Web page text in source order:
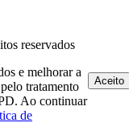
reservados
e melhorar a
tratamento
Ao continuar
de
Aceito